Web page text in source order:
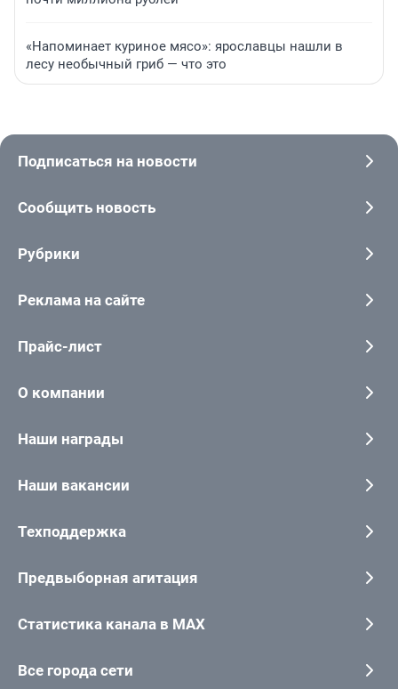
«Напоминает куриное мясо»: ярославцы нашли в
лесу необычный гриб — что это
Подписаться на новости
Сообщить новость
Рубрики
Реклама на сайте
Прайс-лист
О компании
Наши награды
Наши вакансии
Техподдержка
Предвыборная агитация
Статистика канала в MAX
Все города сети